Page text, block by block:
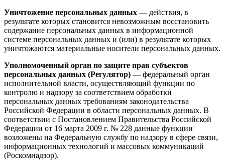
Уничтожение персональных данных — действия, в
результате которых становится невозможным восстановить
содержание персональных данных в информационной
системе персональных данных и (или) в результате которых
уничтожаются материальные носители персональных данных.
Уполномоченный орган по защите прав субъектов
персональных данных (Регулятор) — федеральный орган
исполнительной власти, осуществляющий функции по
контролю и надзору за соответствием обработки
персональных данных требованиям законодательства
Российской Федерации в области персональных данных. В
соответствии с Постановлением Правительства Российской
Федерации от 16 марта 2009 г. № 228 данные функции
возложены на Федеральную службу по надзору в сфере связи,
информационных технологий и массовых коммуникаций
(Роскомнадзор).